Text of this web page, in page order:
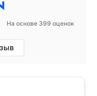
На основе 399 оценок